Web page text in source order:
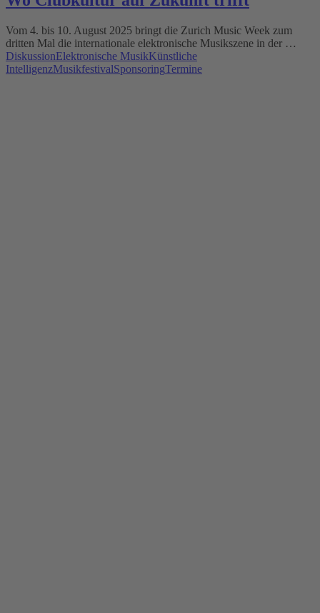
Vom 4. bis 10. August 2025 bringt die Zurich Music Week zum
dritten Mal die internationale elektronische Musikszene in der …
DiskussionElektronische MusikKünstliche
IntelligenzMusikfestivalSponsoringTermine